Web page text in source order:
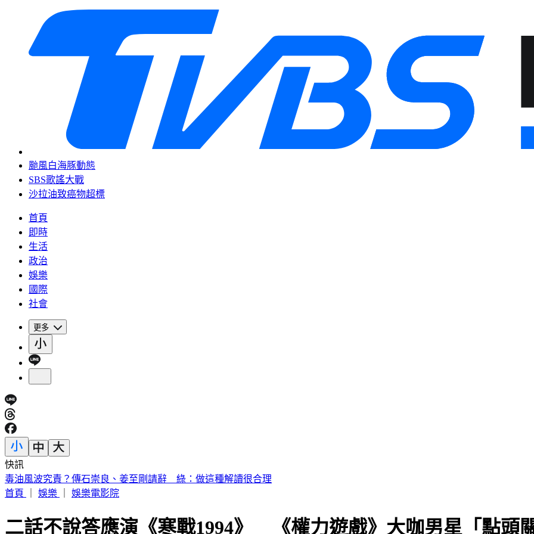
颱風白海豚動態
SBS歌謠大戰
沙拉油致癌物超標
首頁
即時
生活
政治
娛樂
國際
社會
更多
快訊
毒油風波究責？傳石崇良、姜至剛請辭 綠：做這種解讀很合理
首頁
娛樂 娛樂電影院
二話不說答應演《寒戰1994》 《權力遊戲》大咖男星「點頭